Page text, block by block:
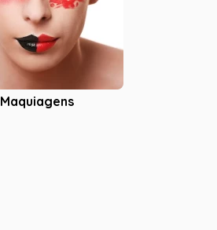
Maquiagens